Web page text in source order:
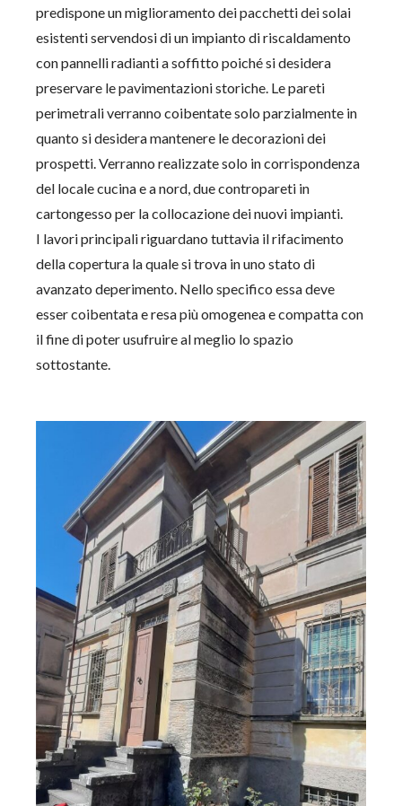
predispone un miglioramento dei pacchetti dei solai
esistenti servendosi di un impianto di riscaldamento
con pannelli radianti a soffitto poiché si desidera
preservare le pavimentazioni storiche. Le pareti
perimetrali verranno coibentate solo parzialmente in
quanto si desidera mantenere le decorazioni dei
prospetti. Verranno realizzate solo in corrispondenza
del locale cucina e a nord, due contropareti in
cartongesso per la collocazione dei nuovi impianti.
I lavori principali riguardano tuttavia il rifacimento
della copertura la quale si trova in uno stato di
avanzato deperimento. Nello specifico essa deve
esser coibentata e resa più omogenea e compatta con
il fine di poter usufruire al meglio lo spazio
sottostante.